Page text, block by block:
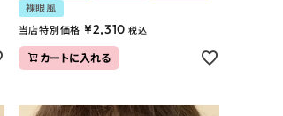
裸眼風
当店特別価格 ¥2,310 税込
カートに入れる